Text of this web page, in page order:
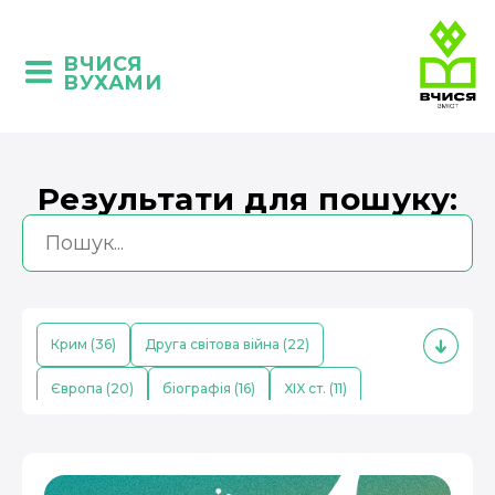
ВЧИСЯ
ВУХАМИ
Результати для пошуку:
Крим (36) Друга світова війна (22)
Європа (20) біографія (16) XIX ст. (11)
економіка (8) Китай (8) поезія (7)